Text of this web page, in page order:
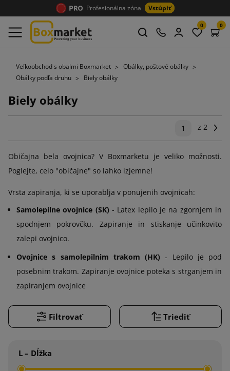
Profesionálna zóna Vstúpiť
0 0
Veľkoobchod s obalmi Boxmarket
Obálky, poštové obálky
Obálky podľa druhu
Biely obálky
Biely obálky
1 z 2
Običajna bela ovojnica? V Boxmarketu je veliko možnosti.
Poglejte, celo "običajne" so lahko izjemne!
Vrsta zapiranja, ki se uporablja v ponujenih ovojnicah:
Samolepilne ovojnice (SK) - Latex lepilo je na zgornjem in
spodnjem pokrovčku. Zapiranje in stiskanje učinkovito
zalepi ovojnico.
Ovojnice s samolepilnim trakom (HK) - Lepilo je pod
posebnim trakom. Zapiranje ovojnice poteka s strganjem in
zapiranjem ovojnice
Filtrovať Triediť
L – Dĺžka